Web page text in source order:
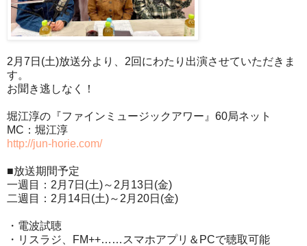
2月7日(土)放送分より、2回にわたり出演させていただきま
す。
お聞き逃しなく！
堀江淳の『ファインミュージックアワー』60局ネット
MC：堀江淳
http://jun-horie.com/
■放送期間予定
一週目：2月7日(土)～2月13日(金)
二週目：2月14日(土)～2月20日(金)
・電波試聴
・リスラジ、FM++……スマホアプリ＆PCで聴取可能